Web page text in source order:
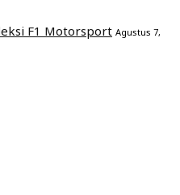
F1 Motorsport Agustus 7,